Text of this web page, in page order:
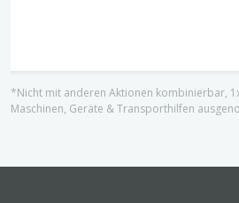
*Nicht mit anderen Aktionen kombinierbar,
Maschinen, Geräte & Transporthilfen